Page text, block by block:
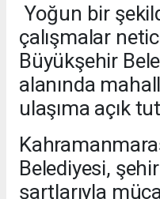
Yoğun bir
çalışmalar
Büyükşehir
alanında
ulaşıma açık
Belediyesi,
şartlarıyla